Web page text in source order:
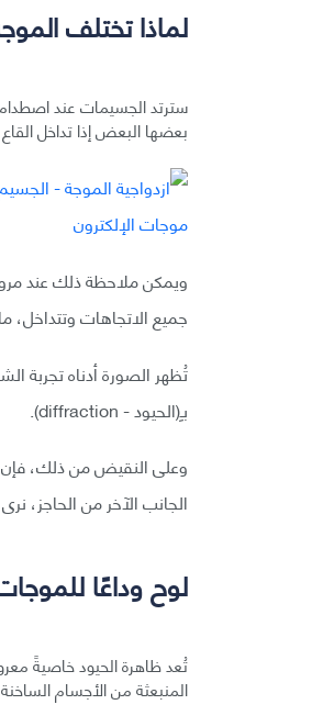
لماذا تختلف
سترتد الجسيمات عند
بعضها البعض إذا تداخل
ويمكن ملاحظة ذلك عند
جميع الاتجاهات
تُظهر الصورة أدناه تجربة
بـِ(الحيود - diffraction).
وعلى النقيض من ذلك، فإن
الجانب الآخر من الحاجز،
لوح وداعًا
تُعد ظاهرة الحيود خاصيةً
المنبعثة من الأجسام